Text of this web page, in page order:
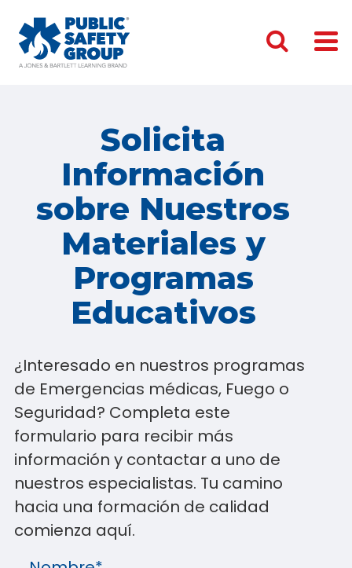
Solicita
Información
sobre Nuestros
Materiales y
Programas
Educativos
¿Interesado en nuestros programas
de Emergencias médicas, Fuego o
Seguridad? Completa este
formulario para recibir más
información y contactar a uno de
nuestros especialistas. Tu camino
hacia una formación de calidad
comienza aquí.